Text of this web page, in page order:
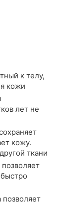
к телу,
кожи
лет не
кожу.
ткани